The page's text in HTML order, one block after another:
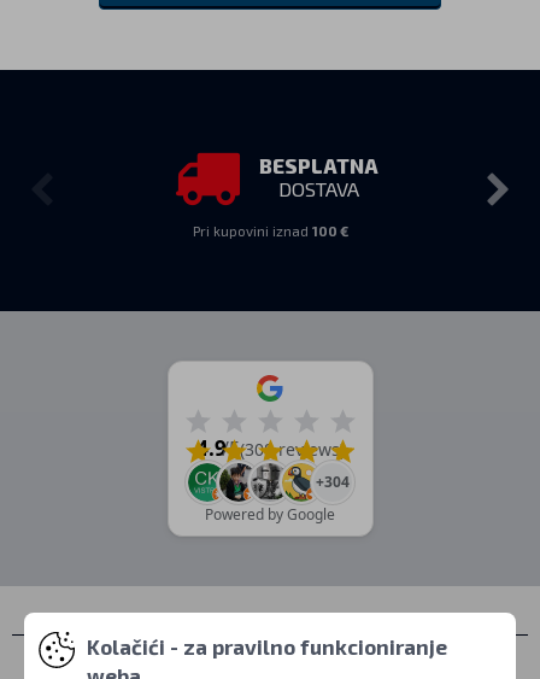
BESPLATNA
DOSTAVA
Pri kupovini iznad 100 €
4.9/5(308 reviews)
+304
Powered by Google
Kontakti
Kolačići - za pravilno funkcioniranje